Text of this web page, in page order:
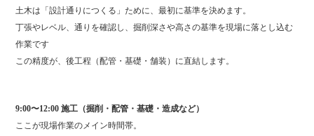
土木は「設計通りにつくる」ために、最初に基準を決めます。
丁張やレベル、通りを確認し、掘削深さや高さの基準を現場に落とし込む
作業です
この精度が、後工程（配管・基礎・舗装）に直結します。
9:00〜12:00 施工（掘削・配管・基礎・造成など）
ここが現場作業のメイン時間帯。